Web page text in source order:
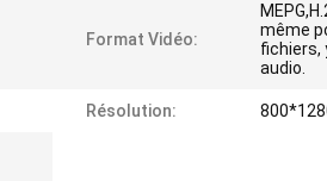
Format Vidéo:
même
fichiers,
audio.
Résolution: